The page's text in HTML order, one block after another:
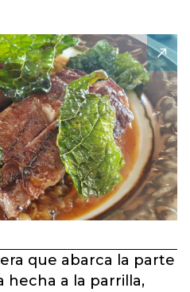
que abarca la parte
hecha a la parrilla,